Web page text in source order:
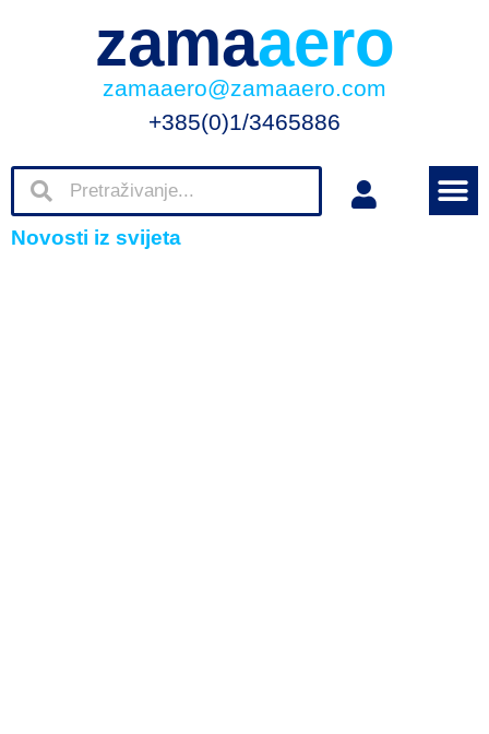
zamaaero
zamaaero@zamaaero.com
+385(0)1/3465886
Novosti iz svijeta